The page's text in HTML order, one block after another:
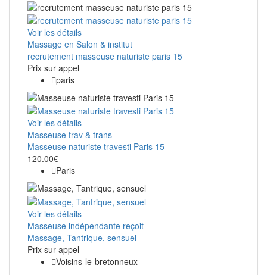
Voir les détails
Massage en Salon & institut
recrutement masseuse naturiste paris 15
Prix ​​sur appel
paris
Voir les détails
Masseuse trav & trans
Masseuse naturiste travesti Paris 15
120.00€
Paris
Voir les détails
Masseuse indépendante reçoit
Massage, Tantrique, sensuel
Prix ​​sur appel
Voisins-le-bretonneux